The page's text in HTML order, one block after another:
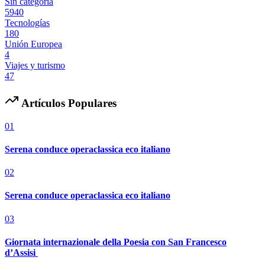
5940
Tecnologías
180
Unión Europea
4
Viajes y turismo
47
Artículos Populares
01
Serena conduce operaclassica eco italiano
02
Serena conduce operaclassica eco italiano
03
Giornata internazionale della Poesia con San Francesco
d’Assisi